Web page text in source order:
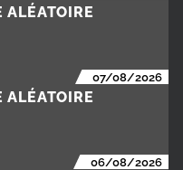
ALÉATOIRE
07/08/2026
ALÉATOIRE
06/08/2026